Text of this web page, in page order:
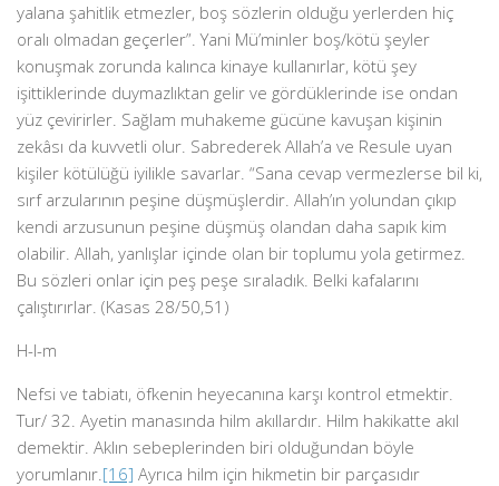
yalana şahitlik etmezler, boş sözlerin olduğu yerlerden hiç
oralı olmadan geçerler”. Yani Mü’minler boş/kötü şeyler
konuşmak zorunda kalınca kinaye kullanırlar, kötü şey
işittiklerinde duymazlıktan gelir ve gördüklerinde ise ondan
yüz çevirirler. Sağlam muhakeme gücüne kavuşan kişinin
zekâsı da kuvvetli olur. Sabrederek Allah’a ve Resule uyan
kişiler kötülüğü iyilikle savarlar. “Sana cevap vermezlerse bil ki,
sırf arzularının peşine düşmüşlerdir. Allah’ın yolundan çıkıp
kendi arzusunun peşine düşmüş olandan daha sapık kim
olabilir. Allah, yanlışlar içinde olan bir toplumu yola getirmez.
Bu sözleri onlar için peş peşe sıraladık. Belki kafalarını
çalıştırırlar. (Kasas 28/50,51)
H-l-m
Nefsi ve tabiatı, öfkenin heyecanına karşı kontrol etmektir.
Tur/ 32. Ayetin manasında hilm akıllardır. Hilm hakikatte akıl
demektir. Aklın sebeplerinden biri olduğundan böyle
yorumlanır.[16] Ayrıca hilm için hikmetin bir parçasıdır